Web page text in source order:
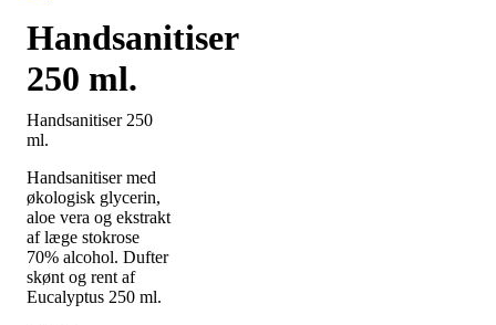
Handsanitiser
250 ml.
Handsanitiser 250
ml.
Handsanitiser med
økologisk glycerin,
aloe vera og ekstrakt
af læge stokrose
70% alcohol. Dufter
skønt og rent af
Eucalyptus 250 ml.